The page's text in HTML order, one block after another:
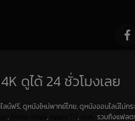
ดูได้ 24 ชั่วโมงเลย
ฟรี, ดูหนังใหม่พากย์ไทย, ดูหนังออนไลน์ไม่กร
, , , รวมถึงแฟล